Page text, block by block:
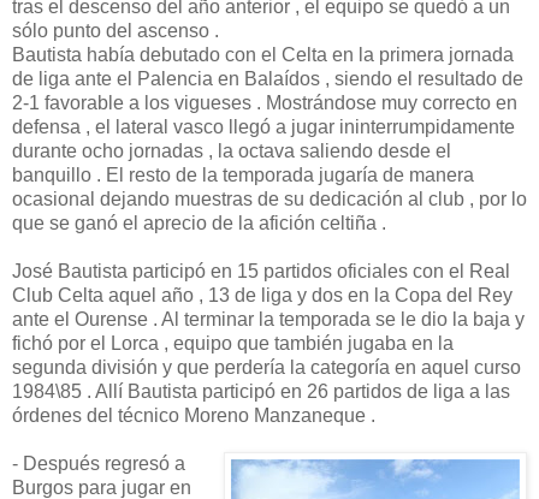
tras el descenso del año anterior , el equipo se quedó a un
sólo punto del ascenso .
Bautista había debutado con el Celta en la primera jornada
de liga ante el Palencia en Balaídos , siendo el resultado de
2-1 favorable a los vigueses . Mostrándose muy correcto en
defensa , el lateral vasco llegó a jugar ininterrumpidamente
durante ocho jornadas , la octava saliendo desde el
banquillo . El resto de la temporada jugaría de manera
ocasional dejando muestras de su dedicación al club , por lo
que se ganó el aprecio de la afición celtiña .
José Bautista participó en 15 partidos oficiales con el Real
Club Celta aquel año , 13 de liga y dos en la Copa del Rey
ante el Ourense . Al terminar la temporada se le dio la baja y
fichó por el Lorca , equipo que también jugaba en la
segunda división y que perdería la categoría en aquel curso
1984\85 . Allí Bautista participó en 26 partidos de liga a las
órdenes del técnico Moreno Manzaneque .
- Después regresó a
Burgos para jugar en